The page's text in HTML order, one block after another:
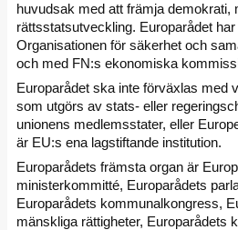
huvudsak med att främja demokrati,
rättsstatsutveckling. Europarådet
Organisationen för säkerhet och
och med FN:s ekonomiska
Europarådet ska inte förväxlas med
som utgörs av stats- eller
unionens medlemsstater, eller
är EU:s ena lagstiftande institution.
Europarådets främsta organ är
ministerkommitté, Europarådets
Europarådets kommunalkongress,
mänskliga rättigheter, Europarådets